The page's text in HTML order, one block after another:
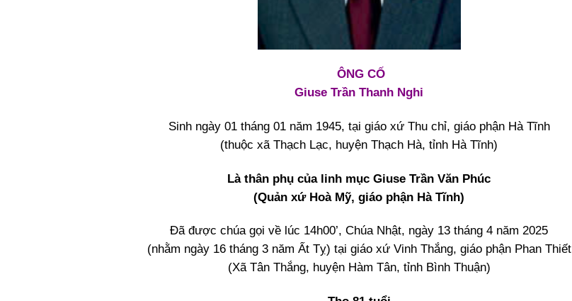
ÔNG CỐ
Giuse Trần Thanh Nghi
Sinh ngày 01 tháng 01 năm 1945, tại giáo xứ Thu chỉ, giáo phận Hà Tĩnh
(thuộc xã Thạch Lạc, huyện Thạch Hà, tỉnh Hà Tĩnh)
Là thân phụ của linh mục Giuse Trần Văn Phúc
(Quản xứ Hoà Mỹ, giáo phận Hà Tĩnh)
Đã được chúa gọi về lúc 14h00’, Chúa Nhật, ngày 13 tháng 4 năm 2025
(nhằm ngày 16 tháng 3 năm Ất Tỵ) tại giáo xứ Vinh Thắng, giáo phận Phan Thiết
(Xã Tân Thắng, huyện Hàm Tân, tỉnh Bình Thuận)